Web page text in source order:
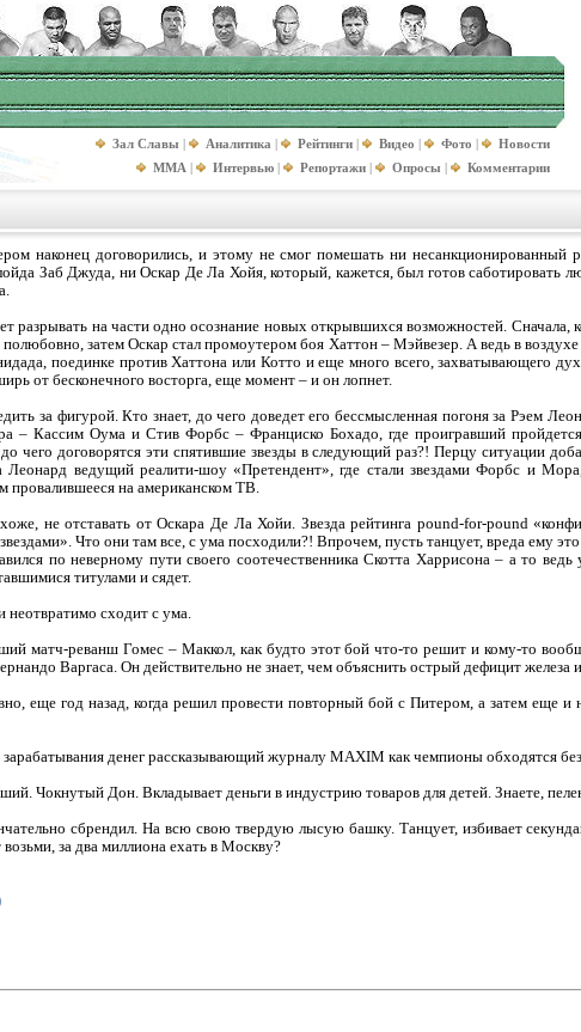
Зал Славы | Аналитика | Рейтинги | Видео | Фото |
Новости
MMA | Интервью | Репортажи | Опросы | Комментарии
наконец договорились, и этому не смог помешать ни несанкционированный
Заб Джуда, ни Оскар Де Ла Хойя, который, кажется, был готов саботировать
разрывать на части одно осознание новых открывшихся возможностей. Сначала,
затем Оскар стал промоутером боя Хаттон – Мэйвезер. А ведь в
поединке против Хаттона или Котто и еще много всего, захватывающего
от бесконечного восторга, еще момент – и он лопнет.
за фигурой. Кто знает, до чего доведет его бессмысленная погоня за Рэем
– Кассим Оума и Стив Форбс – Франциско Бохадо, где проигравший
чего договорятся эти спятившие звезды в следующий раз?! Перцу ситуации
ведущий реалити-шоу «Претендент», где стали звездами Форбс и
провалившееся на американском ТВ.
не отставать от Оскара Де Ла Хойи. Звезда рейтинга pound-for-pound
Что они там все, с ума посходили?! Впрочем, пусть танцует, вреда ему
по неверному пути своего соотечественника Скотта Харрисона – а то ведь
титулами и сядет.
неотвратимо сходит с ума.
матч-реванш Гомес – Маккол, как будто этот бой что-то решит и кому-то
Варгаса. Он действительно не знает, чем объяснить острый дефицит железа
еще год назад, когда решил провести повторный бой с Питером, а затем еще и
денег рассказывающий журналу MAXIM как чемпионы обходятся без
Чокнутый Дон. Вкладывает деньги в индустрию товаров для детей. Знаете,
сбрендил. На всю свою твердую лысую башку. Танцует, избивает
за два миллиона ехать в Москву?